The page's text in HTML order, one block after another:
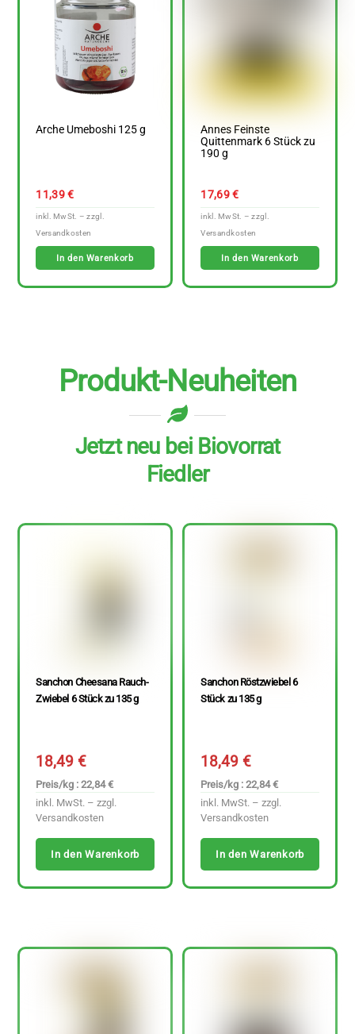
Arche Umeboshi 125 g
11,39€
In den Warenkorb
Annes Feinste
Quittenmark 6 Stück zu
190 g
17,69€
In den Warenkorb
Produkt-Neuheiten
Jetzt neu bei Biovorrat
Fiedler
Sanchon Cheesana Rauch-
Zwiebel 6 Stück zu 135 g
18,49€
Preis/kg : 22,84 €
inkl. MwSt. – zzgl.
Versandkosten
In den Warenkorb
Sanchon Röstzwiebel 6
Stück zu 135 g
18,49€
Preis/kg : 22,84 €
inkl. MwSt. – zzgl.
Versandkosten
In den Warenkorb